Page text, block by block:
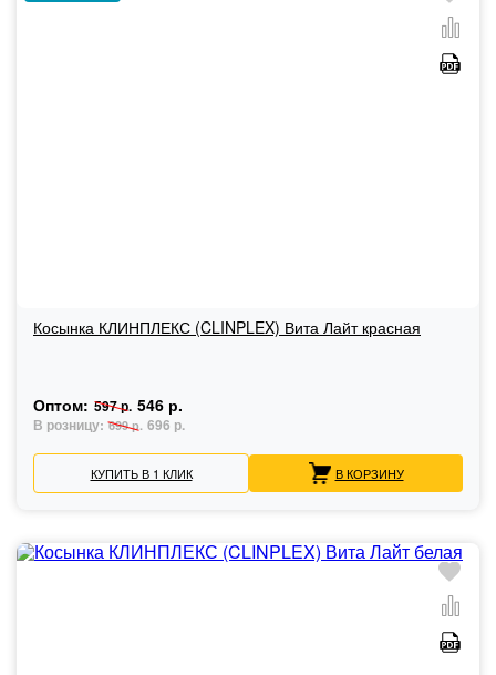
Косынка КЛИНПЛЕКС (CLINPLEX) Вита Лайт красная
Оптом: 597 р. 546 р.
В розницу: 699 р. 696 р.
КУПИТЬ В 1 КЛИК В КОРЗИНУ